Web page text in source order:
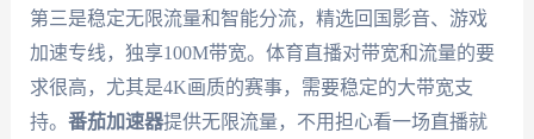
第三是稳定无限流量和智能分流，精选回国影音、游戏
加速专线，独享100M带宽。体育直播对带宽和流量的要
求很高，尤其是4K画质的赛事，需要稳定的大带宽支
持。 番茄加速器提供无限流量，不用担心看一场直播就